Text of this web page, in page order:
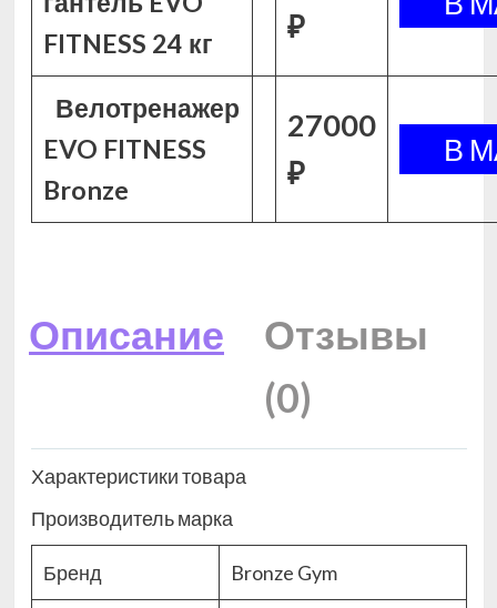
FITNESS 24 кг
₽
Велотренажер
EVO FITNESS
Bronze
27000
₽
Описание
Отзывы
(0)
Характеристики товара
Производитель марка
Бренд Bronze Gym